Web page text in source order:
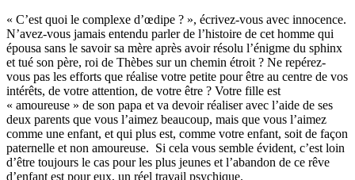
« C’est quoi le complexe d’œdipe ? », écrivez-vous avec innocence.
N’avez-vous jamais entendu parler de l’histoire de cet homme qui
épousa sans le savoir sa mère après avoir résolu l’énigme du sphinx
et tué son père, roi de Thèbes sur un chemin étroit ? Ne repérez-
vous pas les efforts que réalise votre petite pour être au centre de vos
intérêts, de votre attention, de votre être ? Votre fille est
« amoureuse » de son papa et va devoir réaliser avec l’aide de ses
deux parents que vous l’aimez beaucoup, mais que vous l’aimez
comme une enfant, et qui plus est, comme votre enfant, soit de façon
paternelle et non amoureuse. Si cela vous semble évident, c’est loin
d’être toujours le cas pour les plus jeunes et l’abandon de ce rêve
d’enfant est pour eux, un réel travail psychique.